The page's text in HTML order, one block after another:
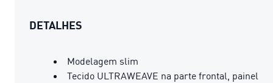
DETALHES
Modelagem slim
Tecido ULTRAWEAVE na parte frontal, painel